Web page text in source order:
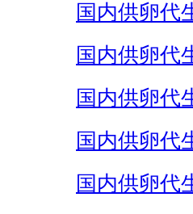
国内供卵代
国内供卵代
国内供卵代
国内供卵代
国内供卵代